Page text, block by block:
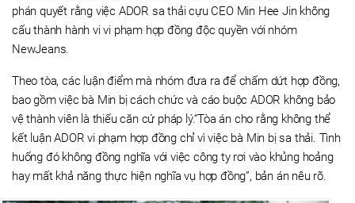
phán quyết rằng việc ADOR sa thải cựu CEO Min Hee Jin không
cấu thành hành vi vi phạm hợp đồng độc quyền với nhóm
NewJeans.
Theo tòa, các luận điểm mà nhóm đưa ra để chấm dứt hợp đồng,
bao gồm việc bà Min bị cách chức và cáo buộc ADOR không bảo
vệ thành viên là thiếu căn cứ pháp lý.“Tòa án cho rằng không thể
kết luận ADOR vi phạm hợp đồng chỉ vì việc bà Min bị sa thải. Tình
huống đó không đồng nghĩa với việc công ty rơi vào khủng hoảng
hay mất khả năng thực hiện nghĩa vụ hợp đồng”, bản án nêu rõ.